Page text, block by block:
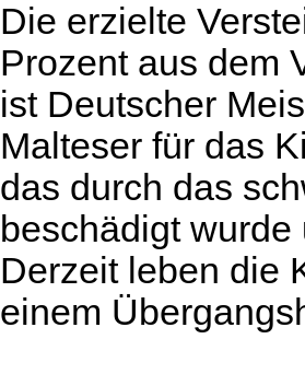
Die erzielte
Prozent aus dem
ist Deutscher
Malteser für das
das durch das
beschädigt
Derzeit leben die
einem